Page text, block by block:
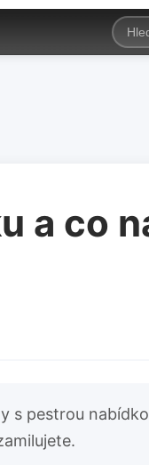
a co
s pestrou